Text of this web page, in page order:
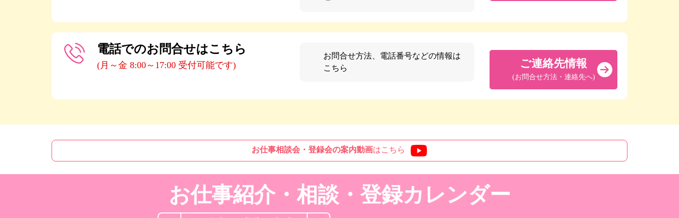
電話でのお問合せはこちら
(月～金 8:00～17:00 受付可能です)
お問合せ方法、電話番号などの情報は
こちら
ご連絡先情報
(お問合せ方法・連絡先へ)
お仕事相談会・登録会の案内動画はこちら
お仕事紹介・相談・登録カレンダー